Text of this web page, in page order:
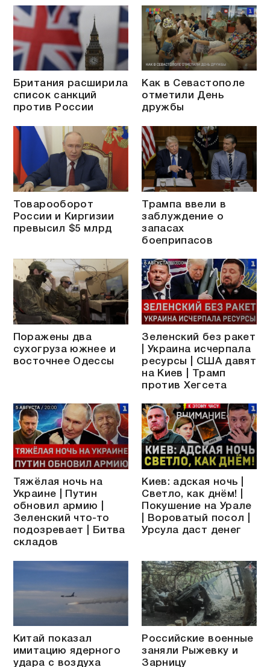
Британия расширила
список санкций
против России
Как в Севастополе
отметили День
дружбы
Товарооборот
России и Киргизии
превысил $5 млрд
Трампа ввели в
заблуждение о
запасах
боеприпасов
Поражены два
сухогруза южнее и
восточнее Одессы
Зеленский без ракет
| Украина исчерпала
ресурсы | США давят
на Киев | Трамп
против Хегсета
Тяжёлая ночь на
Украине | Путин
обновил армию |
Зеленский что-то
подозревает | Битва
складов
Киев: адская ночь |
Светло, как днём! |
Покушение на Урале
| Вороватый посол |
Урсула даст денег
Китай показал
имитацию ядерного
удара с воздуха
Российские военные
заняли Рыжевку и
Зарницу